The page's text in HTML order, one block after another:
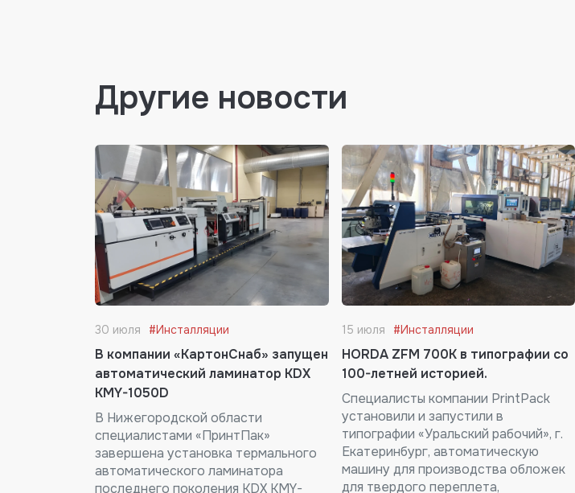
Другие новости
30 июля #Инсталляции
В компании «КартонСнаб» запущен
автоматический ламинатор KDX
KMY-1050D
В Нижегородской области
специалистами «ПринтПак»
завершена установка термального
автоматического ламинатора
последнего поколения KDX KMY-
15 июля #Инсталляции
HORDA ZFM 700K в типографии со
100-летней историей.
Специалисты компании PrintPack
установили и запустили в
типографии «Уральский рабочий», г.
Екатеринбург, автоматическую
машину для производства обложек
для твердого переплета,